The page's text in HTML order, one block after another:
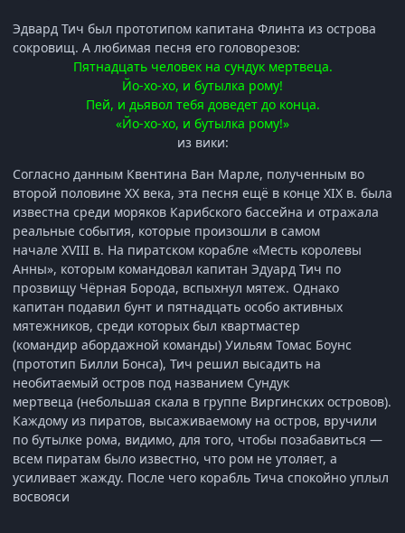
Эдвард Тич был прототипом капитана Флинта из острова
сокровищ. А любимая песня его головорезов:
Пятнадцать человек на сундук мертвеца.
Йо-хо-хо, и бутылка рому!
Пей, и дьявол тебя доведет до конца.
«Йо-хо-хо, и бутылка рому!»
из вики:
Согласно данным Квентина Ван Марле, полученным во
второй половине XX века, эта песня ещё в конце XIX в. была
известна среди моряков Карибского бассейна и отражала
реальные события, которые произошли в самом
начале XVIII в. На пиратском корабле «Месть королевы
Анны», которым командовал капитан Эдуард Тич по
прозвищу Чёрная Борода, вспыхнул мятеж. Однако
капитан подавил бунт и пятнадцать особо активных
мятежников, среди которых был квартмастер
(командир абордажной команды) Уильям Томас Боунс
(прототип Билли Бонса), Тич решил высадить на
необитаемый остров под названием Сундук
мертвеца (небольшая скала в группе Виргинских островов).
Каждому из пиратов, высаживаемому на остров, вручили
по бутылке рома, видимо, для того, чтобы позабавиться —
всем пиратам было известно, что ром не утоляет, а
усиливает жажду. После чего корабль Тича спокойно уплыл
восвояси